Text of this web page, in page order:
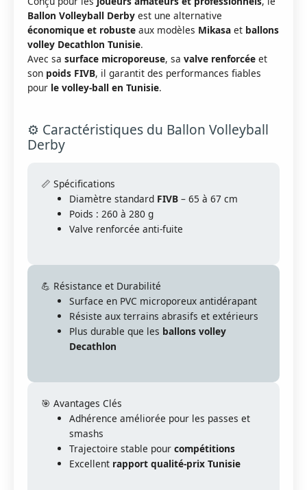
Ballon Volleyball Derby est une alternative
économique et robuste aux modèles Mikasa et ballons
volley Decathlon Tunisie.
Avec sa surface microporeuse, sa valve renforcée et
son poids FIVB, il garantit des performances fiables
pour le volley-ball en Tunisie.
⚙️ Caractéristiques du Ballon Volleyball
Derby
📏 Spécifications
Diamètre standard FIVB – 65 à 67 cm
Poids : 260 à 280 g
Valve renforcée anti-fuite
💪 Résistance et Durabilité
Surface en PVC microporeux antidérapant
Résiste aux terrains abrasifs et extérieurs
Plus durable que les ballons volley
Decathlon
🎯 Avantages Clés
Adhérence améliorée pour les passes et
smashs
Trajectoire stable pourcompétitions
Excellent rapport qualité-prix Tunisie